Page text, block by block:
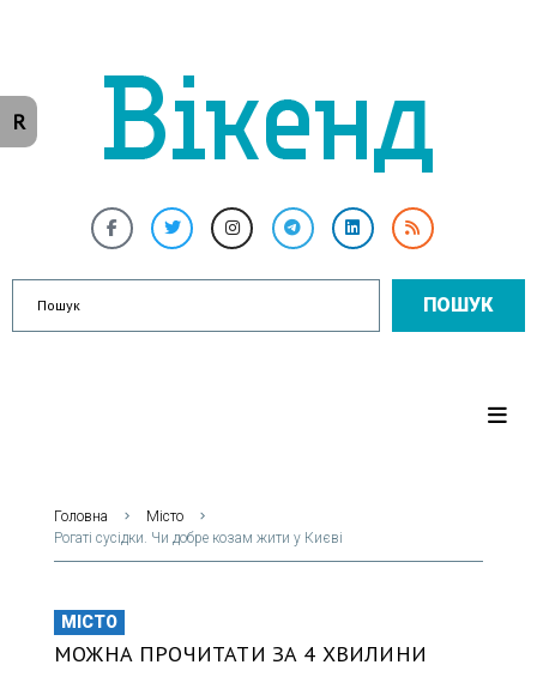
ПОШУК
Головна
Місто
Рогаті сусідки. Чи добре козам жити у Києві
МІСТО
МОЖНА ПРОЧИТАТИ ЗА 4 ХВИЛИНИ
R